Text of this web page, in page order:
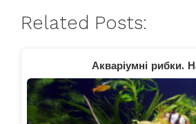
Related Posts:
Акваріумні рибки.